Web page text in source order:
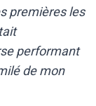
premières les
performant
de mon